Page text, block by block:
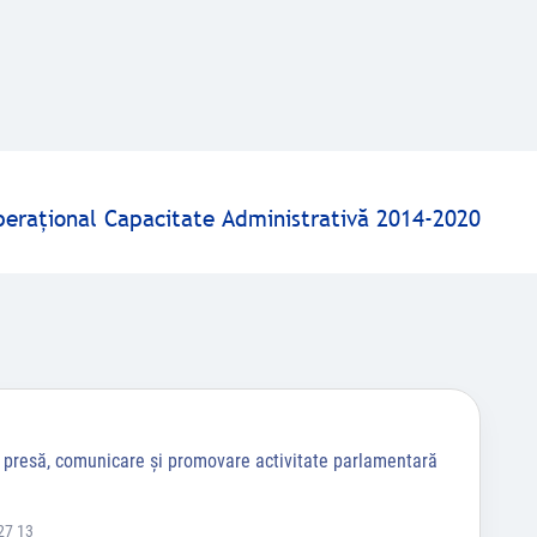
Capacitate Administrativă 2014-2020
presă, comunicare și promovare activitate parlamentară
13